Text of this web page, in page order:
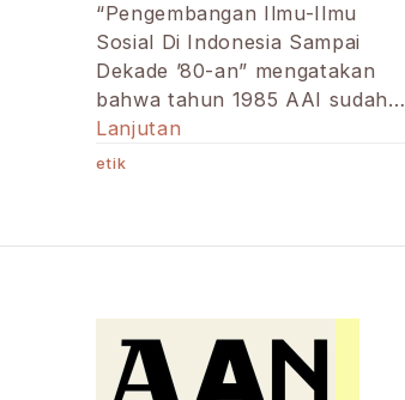
“Pengembangan Ilmu-Ilmu
Sosial Di Indonesia Sampai
Dekade ’80-an” mengatakan
bahwa tahun 1985 AAI sudah…
Lanjutan
Profesinya
etik